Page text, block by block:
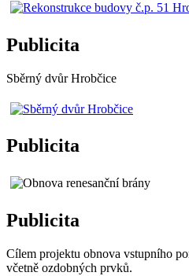
Publicita
Sběrný dvůr Hrobčice
Publicita
Publicita
Cílem projektu obnova vstupního
včetně ozdobných prvků.